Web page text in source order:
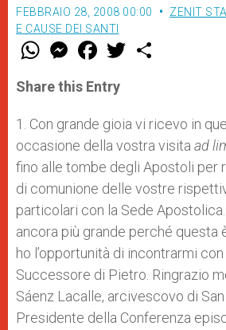
FEBBRAIO 28, 2008 00:00 ZENIT
E CAUSE DEI SANTI
W
t
s
p
p
M
e
s
e
g
e
r
F
a
e
b
o
k
w
r
Share this Entry
1. Con grande gioia vi ricevo in
occasione della vostra visita ad
fino alle tombe degli Apostoli per
di comunione delle vostre
particolari con la Sede
ancora più grande perché questa
ho l’opportunità di incontrarmi
Successore di Pietro. Ringrazio
Sáenz Lacalle, arcivescovo di
Presidente della Conferenza